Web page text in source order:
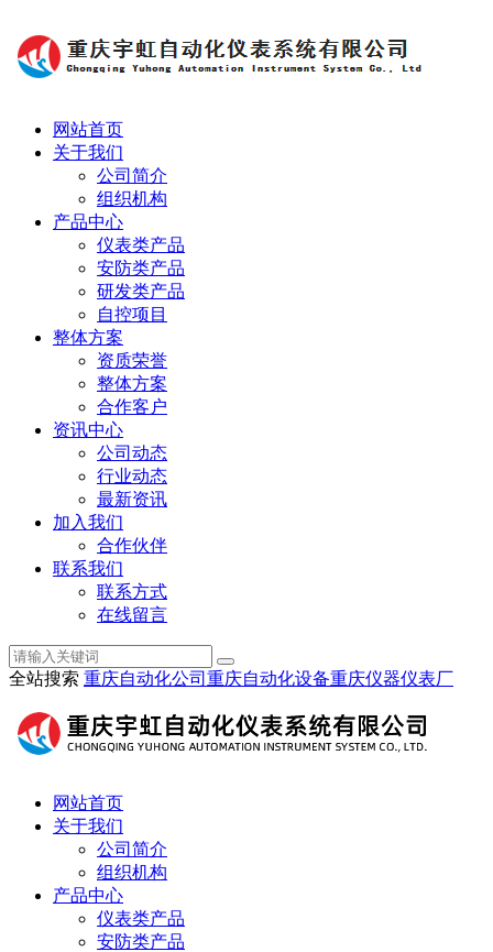
网站首页
关于我们
公司简介
组织机构
产品中心
仪表类产品
安防类产品
研发类产品
自控项目
整体方案
资质荣誉
整体方案
合作客户
资讯中心
公司动态
行业动态
最新资讯
加入我们
合作伙伴
联系我们
联系方式
在线留言
全站搜索 重庆自动化公司 重庆自动化设备重庆仪器仪表厂
网站首页
关于我们
公司简介
组织机构
产品中心
仪表类产品
安防类产品